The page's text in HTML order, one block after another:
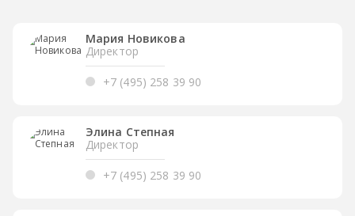
Мария Новикова
Директор
+7 (495) 258 39 90
Элина Степная
Директор
+7 (495) 258 39 90